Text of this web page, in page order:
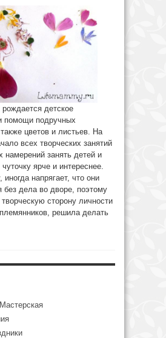
детское
помощи подручных
цветов и листьев. На
всех творческих занятий
намерений занять детей и
ярче и интереснее.
напрягает, что они
без дела во дворе, поэтому
сторону личности
решила делать